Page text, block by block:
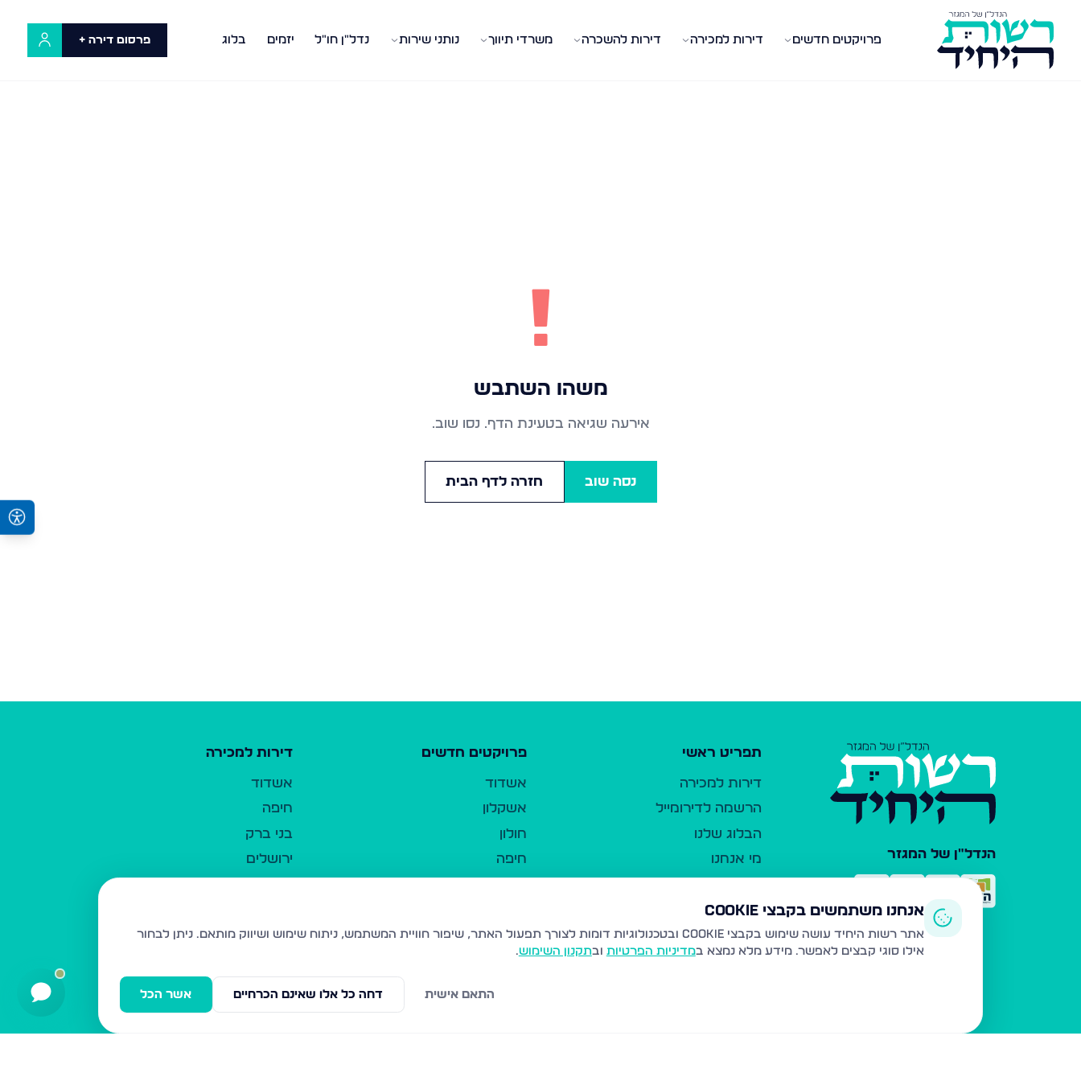
פרויקטים חדשים דירות למכירה דירות להשכרה משרדי תיווך נותני שירות נדל"ן חו"ל יזמים בלוג פרסום דירה +
!
משהו השתבש
אירעה שגיאה בטעינת הדף. נסו שוב.
נסה שוב חזרה לדף הבית
הנדל"ן של המגזר
תפריט ראשי
דירות למכירה
הרשמה לדירומייל
הבלוג שלנו
מי אנחנו
כלי עזר
פרסום ברשות היחיד
משרדי תיווך
פרויקטים חדשים
אשדוד
אשקלון
חולון
חיפה
נהריה
עמנואל
דירות למכירה
אשדוד
חיפה
בני ברק
ירושלים
בית שמש
ביתר עילית
אנחנו משתמשים בקבצי Cookie
אתר רשות היחיד עושה שימוש בקבצי Cookie ובטכנולוגיות דומות לצורך תפעול האתר, שיפור חוויית המשתמש, ניתוח שימוש ושיווק מותאם.
ניתן לבחור
אילו סוגי קבצים לאפשר. מידע מלא נמצא במדיניות הפרטיות ובתקנון השימוש.
אשר הכל דחה כל אלו שאינם הכרחיים התאם אישית